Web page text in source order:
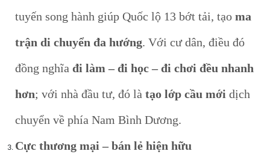
tuyến song hành giúp Quốc lộ 13 bớt tải, tạo ma
trận di chuyển đa hướng. Với cư dân, điều đó
đồng nghĩa đi làm – đi học – đi chơi đều nhanh
hơn; với nhà đầu tư, đó là tạo lớp cầu mới dịch
chuyển về phía Nam Bình Dương.
Cực thương mại – bán lẻ hiện hữu